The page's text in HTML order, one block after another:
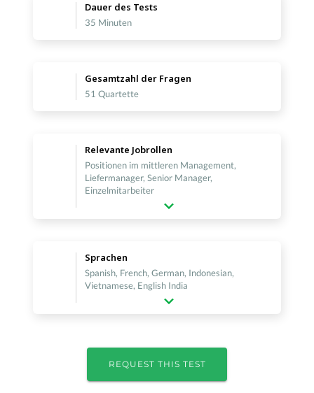
Dauer des Tests
35 Minuten
Gesamtzahl der Fragen
51 Quartette
Relevante Jobrollen
Positionen im mittleren Management,
Liefermanager, Senior Manager,
Einzelmitarbeiter
Sprachen
Spanish, French, German, Indonesian,
Vietnamese, English India
REQUEST THIS TEST